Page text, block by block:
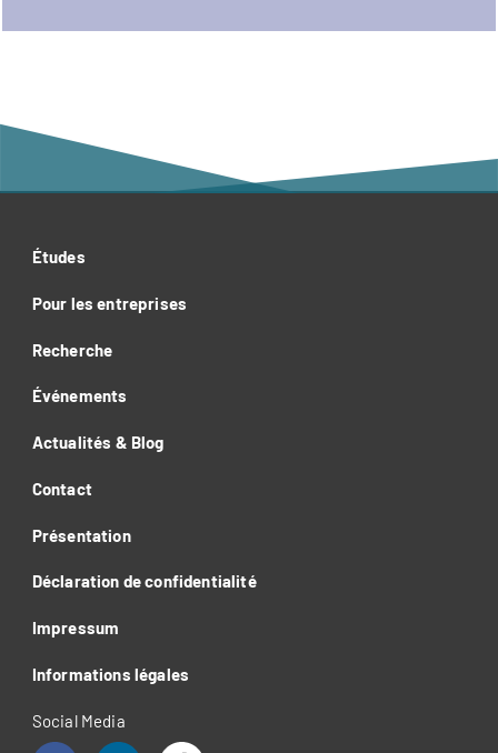
Études
Pour les entreprises
Recherche
Événements
Actualités & Blog
Contact
Présentation
Déclaration de confidentialité
Impressum
Informations légales
Social Media